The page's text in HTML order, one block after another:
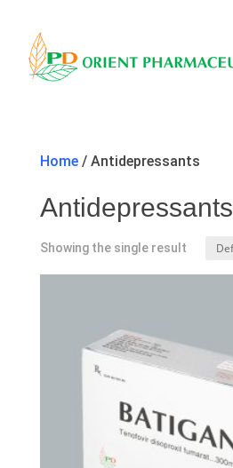
Home/ Antidepressants
Antidepressants
Showing the single result